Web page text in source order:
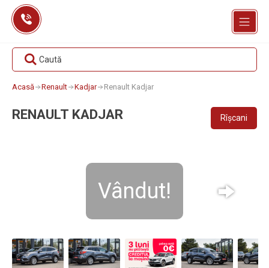
Skip
content
Caută
Acasă Renault Kadjar Renault Kadjar
RENAULT KADJAR Rîșcani
Vândut!